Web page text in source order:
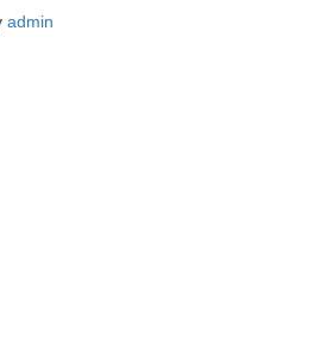
admin